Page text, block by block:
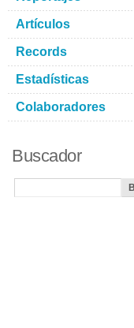
Artículos
Records
Estadísticas
Colaboradores
Buscador